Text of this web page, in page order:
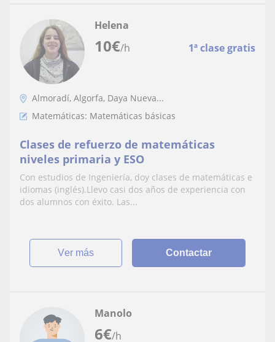
10€/h 1ª clase gratis
Helena
Almoradí, Algorfa, Daya Nueva...
Matemáticas: Matemáticas básicas
Clases de refuerzo de matemáticas
niveles primaria y ESO
Con estudios de Ingeniería, doy clases de matemáticas e
idiomas (inglés).Llevo casi dos años de experiencia con
dos alumnos con éxito. Las...
ver más Contactar
6€/h
Manolo